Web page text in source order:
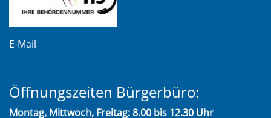
E-Mail
Öffnungszeiten Bürgerbüro:
Montag, Mittwoch, Freitag: 8.00 bis 12.30 Uhr